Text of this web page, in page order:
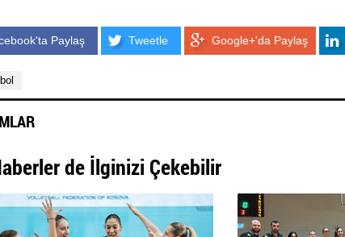
Paylaş Tweetle Google+'da Paylaş
de İlginizi Çekebilir